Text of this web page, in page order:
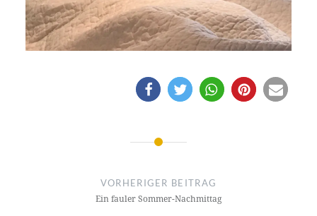
Beitragsnavigation
VORHERIGER BEITRAG
Ein fauler Sommer-Nachmittag